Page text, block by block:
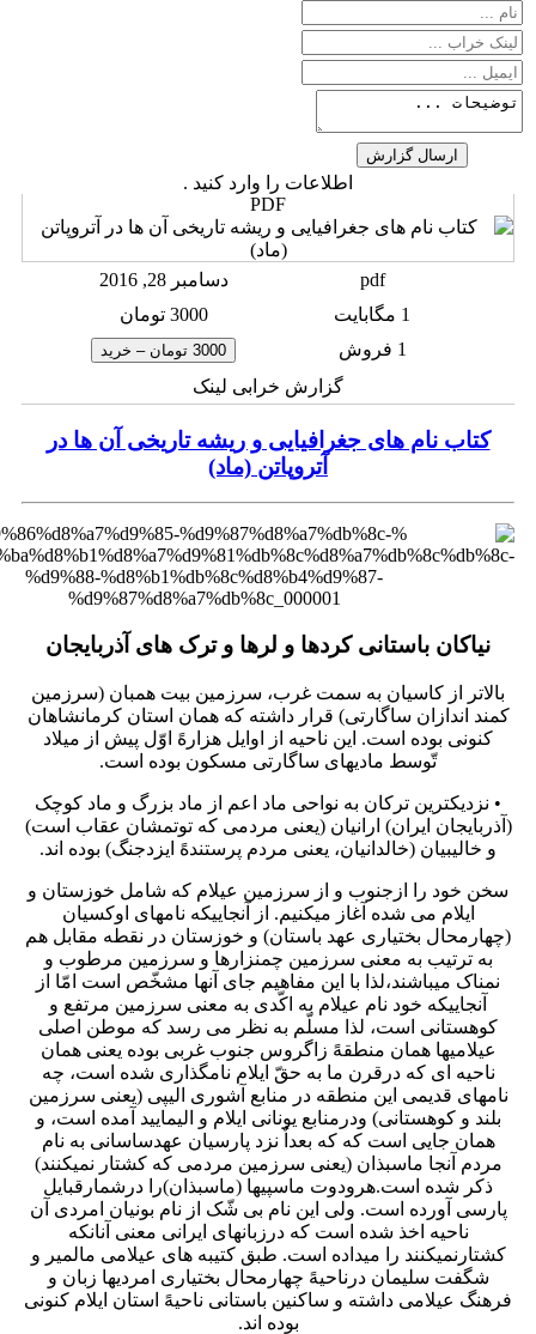
اطلاعات را وارد کنید .
PDF
pdf
دسامبر 28, 2016
1 مگابایت
3000 تومان
1 فروش
3000 تومان – خرید
گزارش خرابی لینک
کتاب نام های جغرافیایی و ریشه تاریخی آن ها در
آتروپاتن (ماد)
نیاکان باستانی کردها و لرها و ترک های آذربایجان
بالاتر از کاسیان به سمت غرب، سرزمین بیت همبان (سرزمین
کمند اندازان ساگارتی) قرار داشته که همان استان کرمانشاهان
کنونی بوده است. این ناحیه از اوایل هزارهً اوّل پیش از میلاد
تّوسط مادیهای ساگارتی مسکون بوده است.
• نزدیکترین ترکان به نواحی ماد اعم از ماد بزرگ و ماد کوچک
(آذربایجان ایران) ارانیان (یعنی مردمی که توتمشان عقاب است)
و خالیبیان (خالدانیان، یعنی مردم پرستندهً ایزدجنگ) بوده اند.
سخن خود را ازجنوب و از سرزمین عیلام که شامل خوزستان و
ایلام می شده آغاز میکنیم. از آنجاییکه نامهای اوکسیان
(چهارمحال بختیاری عهد باستان) و خوزستان در نقطه مقابل هم
به ترتیب به معنی سرزمین چمنزارها و سرزمین مرطوب و
نمناک میباشند،لذا با این مفاهیم جای آنها مشخّص است امّا از
آنجاییکه خود نام عیلام به اکّدی به معنی سرزمین مرتفع و
کوهستانی است، لذا مسلّم به نظر می رسد که موطن اصلی
عیلامیها همان منطقهً زاگروس جنوب غربی بوده یعنی همان
ناحیه ای که درقرن ما به حقّ ایلام نامگذاری شده است، چه
نامهای قدیمی این منطقه در منابع آشوری الیپی (یعنی سرزمین
بلند و کوهستانی) ودرمنابع یونانی ایلام و الیمایید آمده است، و
همان جایی است که که بعداٌ نزد پارسیان عهدساسانی به نام
مردم آنجا ماسبذان (یعنی سرزمین مردمی که کشتار نمیکنند)
ذکر شده است.هرودوت ماسپیها (ماسبذان)را درشمارقبایل
پارسی آورده است. ولی این نام بی شّک از نام بونیان امردی آن
ناحیه اخذ شده است که درزبانهای ایرانی معنی آنانکه
کشتارنمیکنند را میداده است. طبق کتیبه های عیلامی مالمیر و
شگفت سلیمان درناحیهً چهارمحال بختیاری امردیها زبان و
فرهنگ عیلامی داشته و ساکنین باستانی ناحیهً استان ایلام کنونی
بوده اند.